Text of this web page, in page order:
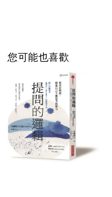
您可能也喜歡